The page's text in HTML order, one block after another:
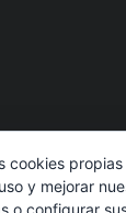
cookies
y mejorar
o configurar